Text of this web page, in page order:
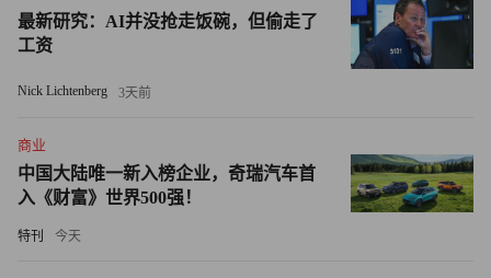
门控制车辆行驶里程。科罗拉多州已将原计划用于扩建高速
公路的9亿美元资金，转投向快速公交系统建设。马里兰
州、纽约州、新泽西州和马萨诸塞州也在考虑于2026年推进
类似法案。
外界普遍认为，大规模部署自动驾驶汽车反而可能进一步增
加道路行驶总里程：空载的自动驾驶出租车会在接单间隙不
断巡游，通勤者可能选择更长距离出行，而货运卡车则能够
全天候运行。
最新研究：AI并没抢走饭碗，但偷走了
工资
Nick Lichtenberg 3天前
商业
中国大陆唯一新入榜企业，奇瑞汽车首
入《财富》世界500强！
特刊 今天